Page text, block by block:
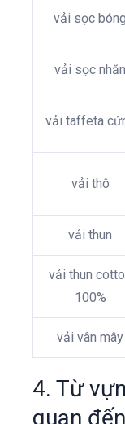
vải sọc bóng
vải sọc nhăn
vải taffeta
vải thô
vải thun
vải thun
100%
vải vân mây
4. Từ
quan